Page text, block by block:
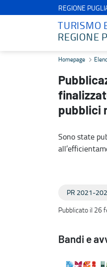
REGIONE
TURISMO
REGIONE
Pubblicazione FAQ - Avviso
Homepage
pubblici
Sono state
PR 2021-
Pubblicato il 26
Bandi e